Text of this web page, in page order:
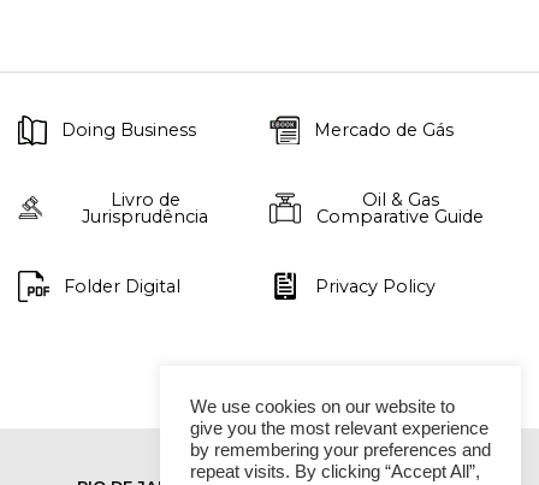
Doing Business Mercado de Gás
Livro de
Jurisprudência
Oil & Gas
Comparative Guide
Folder Digital Privacy Policy
We use cookies on our website to
give you the most relevant experience
by remembering your preferences and
repeat visits. By clicking “Accept All”,